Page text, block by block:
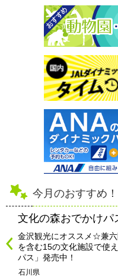
今月のおすすめ！
文化の森おでかけパ
金沢観光にオススメ☆兼
を含む15の文化施設で使
パス」発売中！
石川県